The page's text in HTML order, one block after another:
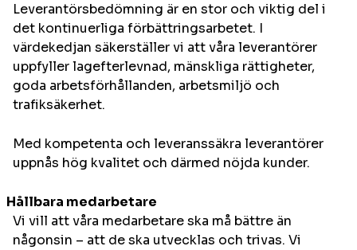
Leverantörsbedömning är en stor och viktig del i
det kontinuerliga förbättringsarbetet. I
värdekedjan säkerställer vi att våra leverantörer
uppfyller lagefterlevnad, mänskliga rättigheter,
goda arbetsförhållanden, arbetsmiljö och
trafiksäkerhet.
Med kompetenta och leveranssäkra leverantörer
uppnås hög kvalitet och därmed nöjda kunder.
Hållbara medarbetare
Vi vill att våra medarbetare ska må bättre än
någonsin – att de ska utvecklas och trivas. Vi